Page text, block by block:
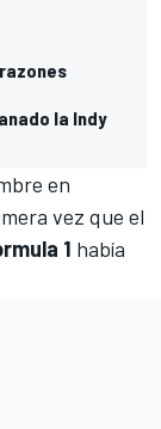
la Indy
en
vez que el
1 había